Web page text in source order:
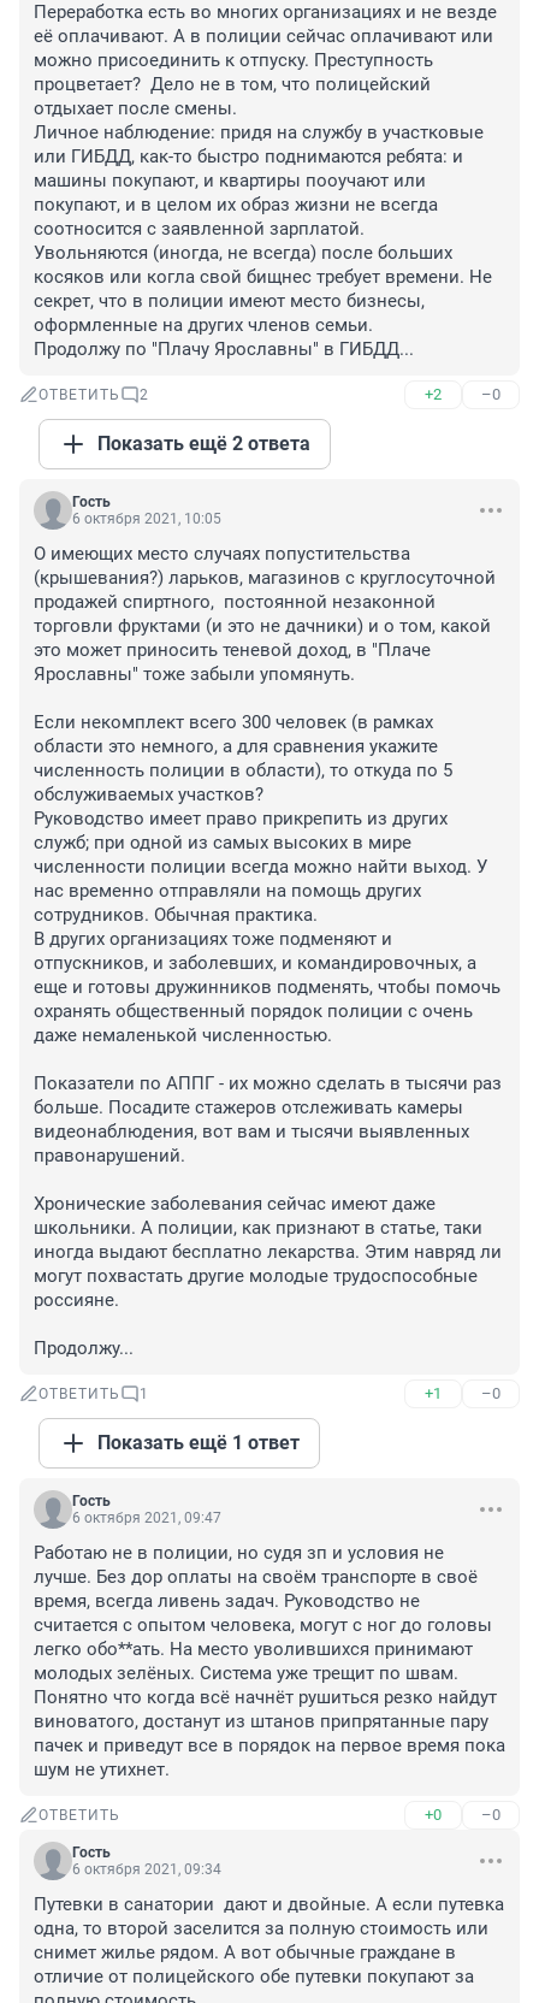
Переработка есть во многих организациях и не везде
её оплачивают. А в полиции сейчас оплачивают или
можно присоединить к отпуску. Преступность
процветает?  Дело не в том, что полицейский
отдыхает после смены.
Личное наблюдение: придя на службу в участковые
или ГИБДД, как-то быстро поднимаются ребята: и
машины покупают, и квартиры пооучают или
покупают, и в целом их образ жизни не всегда
соотносится с заявленной зарплатой.
Увольняются (иногда, не всегда) после больших
косяков или когла свой бищнес требует времени. Не
секрет, что в полиции имеют место бизнесы,
оформленные на других членов семьи.
Продолжу по "Плачу Ярославны" в ГИБДД...
ОТВЕТИТЬ 2 +2 –0
Показать ещё 2 ответа
Гость
6 октября 2021, 10:05
О имеющих место случаях попустительства
(крышевания?) ларьков, магазинов с круглосуточной
продажей спиртного,  постоянной незаконной
торговли фруктами (и это не дачники) и о том, какой
это может приносить теневой доход, в "Плаче
Ярославны" тоже забыли упомянуть.
Если некомплект всего 300 человек (в рамках
области это немного, а для сравнения укажите
численность полиции в области), то откуда по 5
обслуживаемых участков?
Руководство имеет право прикрепить из других
служб; при одной из самых высоких в мире
численности полиции всегда можно найти выход. У
нас временно отправляли на помощь других
сотрудников. Обычная практика.
В других организациях тоже подменяют и
отпускников, и заболевших, и командировочных, а
еще и готовы дружинников подменять, чтобы помочь
охранять общественный порядок полиции с очень
даже немаленькой численностью.
Показатели по АППГ - их можно сделать в тысячи раз
больше. Посадите стажеров отслеживать камеры
видеонаблюдения, вот вам и тысячи выявленных
правонарушений.
Хронические заболевания сейчас имеют даже
школьники. А полиции, как признают в статье, таки
иногда выдают бесплатно лекарства. Этим навряд ли
могут похвастать другие молодые трудоспособные
россияне.
Продолжу...
ОТВЕТИТЬ 1 +1 –0
Показать ещё 1 ответ
Гость
6 октября 2021, 09:47
Работаю не в полиции, но судя зп и условия не
лучше. Без дор оплаты на своём транспорте в своё
время, всегда ливень задач. Руководство не
считается с опытом человека, могут с ног до головы
легко обо**ать. На место уволившихся принимают
молодых зелёных. Система уже трещит по швам.
Понятно что когда всё начнёт рушиться резко найдут
виноватого, достанут из штанов припрятанные пару
пачек и приведут все в порядок на первое время пока
шум не утихнет.
ОТВЕТИТЬ +0 –0
Гость
6 октября 2021, 09:34
Путевки в санатории  дают и двойные. А если путевка
одна, то второй заселится за полную стоимость или
снимет жилье рядом. А вот обычные граждане в
отличие от полицейского обе путевки покупают за